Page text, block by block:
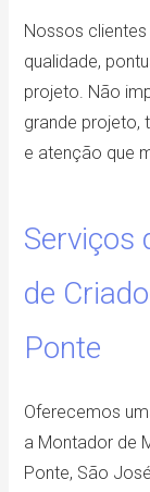
Nossos
qualidade,
projeto. Não
grande
e atenção que
Serviços
de
Ponte
Oferecemos
a Montador de
Ponte, São